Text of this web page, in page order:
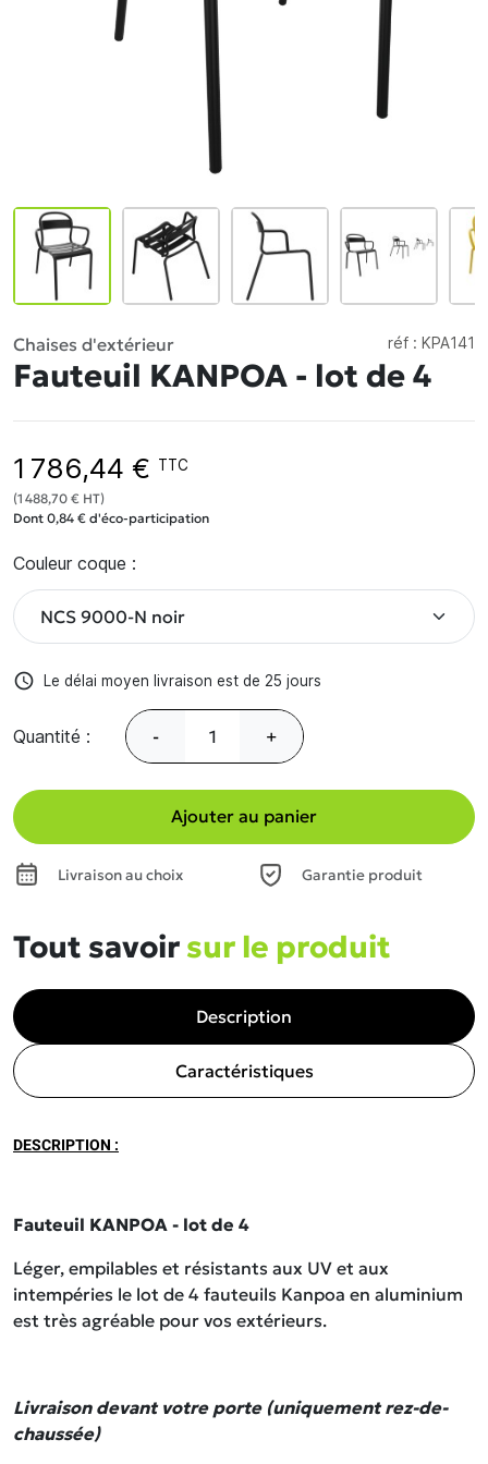
Chaises d'extérieur réf : KPA141
Fauteuil KANPOA - lot de 4
1 786,44 € TTC
(1 488,70 € HT)
Dont 0,84 € d'éco-participation
Couleur coque :
access_time Le délai moyen livraison est de 25 jours
Quantité : - +
Ajouter au panier
Livraison au choix Garantie produit
Tout savoir sur le produit
Description
Caractéristiques
DESCRIPTION :
Fauteuil KANPOA - lot de 4
Léger, empilables et résistants aux UV et aux
intempéries le lot de 4 fauteuils Kanpoa en aluminium
est très agréable pour vos extérieurs.
Livraison devant votre porte (uniquement rez-de-
chaussée)